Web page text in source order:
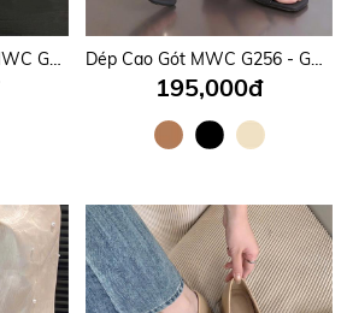
Giày Sandal Cao Gót MWC G010 - Sandal Cao Gót Thiết Kế Hở Hậu Kết Hợp Quai Cài Cổ Chân Siêu Hot, Quai Mảnh Đính Đá Sang Trọng Cao 11cm Tôn Dáng Đẹp Mê Hồn Thời Trang. Dép Cao Gót MWC G256 - Guốc Cao Gót Nữ 6P Mũi Vuông, Quai Mảnh Phối Dãy Kim Loại Màu Vàng sang Chảnh, Thời Trang.
195,000đ